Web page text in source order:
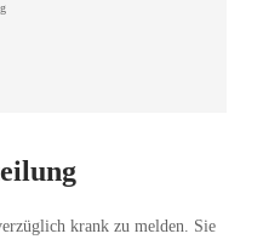
krank zu melden. Sie